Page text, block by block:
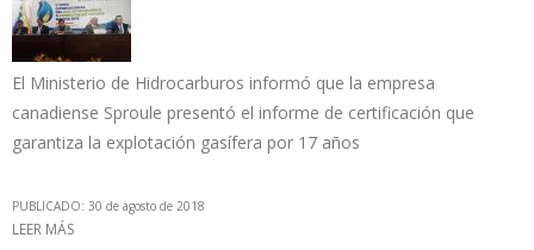
El Ministerio de Hidrocarburos informó que la empresa
canadiense Sproule presentó el informe de certificación que
garantiza la explotación gasífera por 17 años
PUBLICADO: 30 de agosto de 2018
LEER MÁS